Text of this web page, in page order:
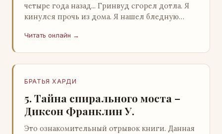
четыре года назад... Гринвуд сгорел дотла. Я
кинулся прочь из дома. Я нашел бледную
Читать онлайн →
БРАТЬЯ ХАРДИ
5. Тайна спирального моста –
Диксон Франклин У.
Это ознакомительный отрывок книги. Данная